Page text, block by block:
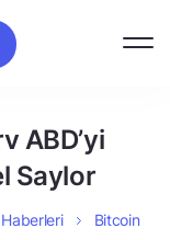
ABD’yi
Saylor
Bitcoin